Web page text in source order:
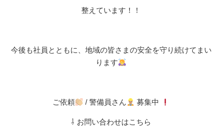
整えています！！
今後も社員とともに、地域の皆さまの安全を守り続けてまい
ります
ご依頼 / 警備員さん 募集中
⇩ お問い合わせはこちら